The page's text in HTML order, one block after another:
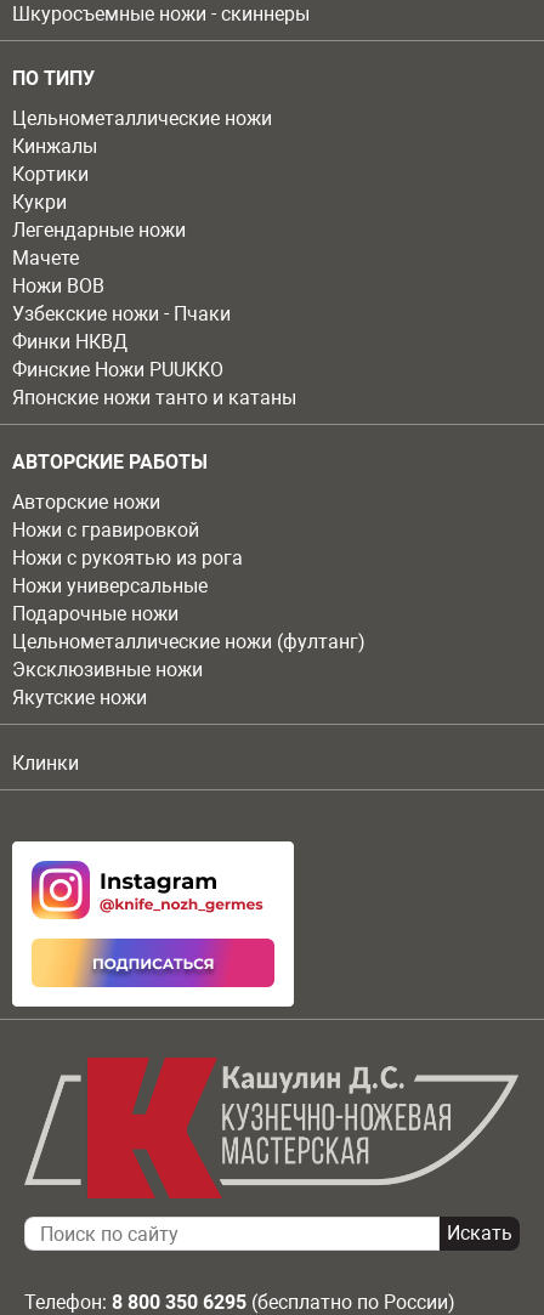
Шкуросъемные ножи - скиннеры
ПО ТИПУ
Цельнометаллические ножи
Кинжалы
Кортики
Кукри
Легендарные ножи
Мачете
Ножи ВОВ
Узбекские ножи - Пчаки
Финки НКВД
Финские Ножи PUUKKO
Японские ножи танто и катаны
АВТОРСКИЕ РАБОТЫ
Авторские ножи
Ножи с гравировкой
Ножи с рукоятью из рога
Ножи универсальные
Подарочные ножи
Цельнометаллические ножи (фултанг)
Эксклюзивные ножи
Якутские ножи
Клинки
Телефон: 8 800 350 6295 (бесплатно по России)